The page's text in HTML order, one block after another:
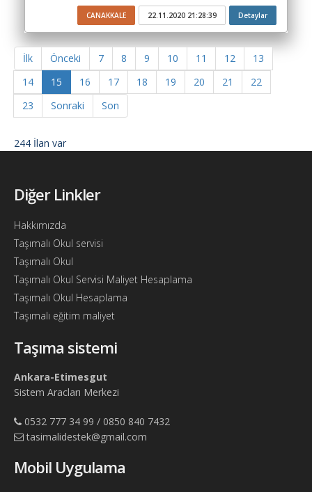
CANAKKALE 22.11.2020 21:28:39 Detaylar
İlk Önceki 7 8 9 10 11 12
13
14
15 16 17 18 19 20 21
22
23
Sonraki Son
244 İlan var
Diğer Linkler
Hakkımızda
Taşımalı Okul servisi
Taşımalı Okul
Taşımalı Okul Servisi Maliyet Hesaplama
Taşımalı Okul Hesaplama
Taşımalı eğitim maliyet
Taşıma sistemi
Ankara-Etimesgut
Sistem Aracları Merkezi
0532 777 34 99 / 0850 840 7432
tasimalidestek@gmail.com
Mobil Uygulama